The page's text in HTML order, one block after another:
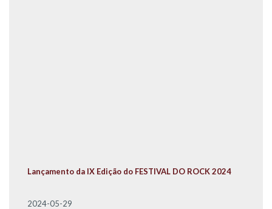
Lançamento da IX Edição do FESTIVAL DO ROCK 2024
2024-05-29